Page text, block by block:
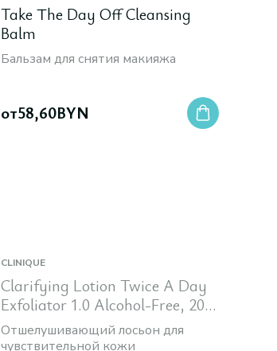
Take The Day Off Cleansing
Balm
Бальзам для снятия макияжа
от58,60BYN
CLINIQUE
Clarifying Lotion Twice A Day
Exfoliator 1.0 Alcohol-Free, 200
мл
Отшелушивающий лосьон для
чувствительной кожи